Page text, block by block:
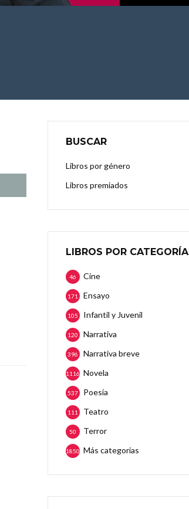
BUSCAR
Libros por género
Libros premiados
LIBROS POR CATEGORÍA
Cine
46
Ensayo
171
Infantil y Juvenil
105
Narrativa
120
Narrativa breve
396
Novela
1116
Poesía
537
Teatro
111
Terror
50
Más categorias
1850